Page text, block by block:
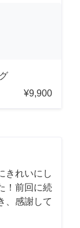
¥9,900
きれいにし
！前回に続
、感謝して